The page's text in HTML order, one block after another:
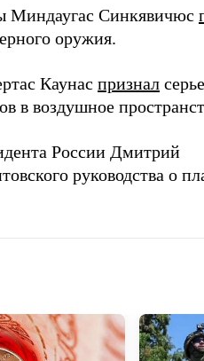
Миндаугас Синкявичюс
оружия.
Каунас признал
в воздушное
России Дмитрий
руководства о